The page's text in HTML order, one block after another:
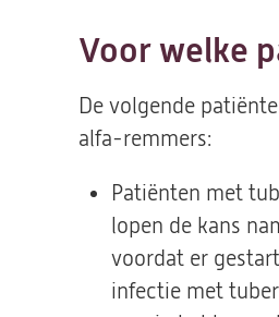
Voor welke
De volgende
alfa-remmers:
Patiënten met
lopen de kans
voordat er
infectie met